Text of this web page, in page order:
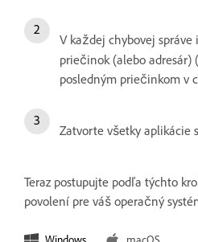
V každej chybovej
priečinok (alebo
posledným priečinkom v
Zatvorte všetky aplikácie
Teraz postupujte podľa týchto
povolení pre váš operačný